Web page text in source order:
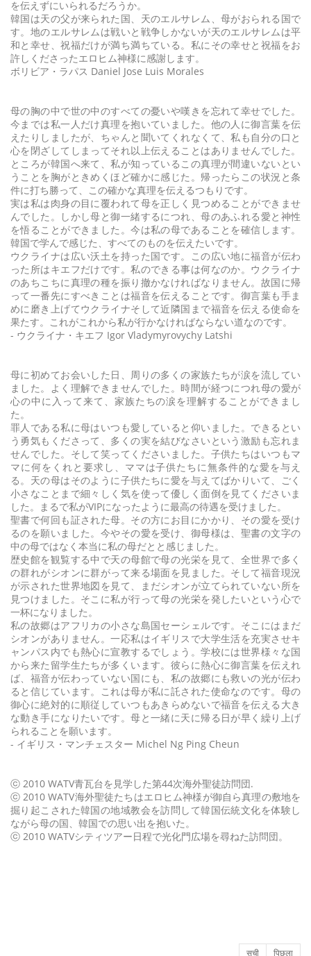
を伝えずにいられるだろうか。
韓国は天の父が来られた国、天のエルサレム、母がおられる国で
す。地のエルサレムは戦いと戦争しかないが天のエルサレムは平
和と幸せ、祝福だけが満ち満ちている。私にその幸せと祝福をお
許しくださったエロヒム神様に感謝します。
ボリビア・ラパス Daniel Jose Luis Morales
母の胸の中で世の中のすべての憂いや嘆きを忘れて幸せでした。
今までは私一人だけ真理を抱いていました。他の人に御言葉を伝
えたりしましたが、ちゃんと聞いてくれなくて、私も自分の口と
心を閉ざしてしまってそれ以上伝えることはありませんでした。
ところが韓国へ来て、私が知っているこの真理が間違いないとい
うことを胸がときめくほど確かに感じた。帰ったらこの状況と条
件に打ち勝って、この確かな真理を伝えるつもりです。
実は私は肉身の目に覆われて母を正しく見つめることができませ
んでした。しかし母と御一緒するにつれ、母のあふれる愛と神性
を悟ることができました。今は私の母であることを確信します。
韓国で学んで感じた、すべてのものを伝えたいです。
ウクライナは広い沃土を持った国です。この広い地に福音が伝わ
った所はキエフだけです。私のできる事は何なのか。ウクライナ
のあちこちに真理の種を振り撤かなければなりません。故国に帰
って一番先にすべきことは福音を伝えることです。御言葉も手ま
めに磨き上げてウクライナそして近隣国まで福音を伝える使命を
果たす。これがこれから私が行かなければならない道なのです。
- ウクライナ・キエフ Igor Vladymyrovychy Latshi
母に初めてお会いした日、周りの多くの家族たちが涙を流してい
ました。よく理解できませんでした。時間が経つにつれ母の愛が
心の中に入って来て、家族たちの涙を理解することができまし
た。
罪人である私に母はいつも愛していると仰いました。できるとい
う勇気もくださって、多くの実を結びなさいという激励も忘れま
せんでした。そして笑ってくださいました。子供たちはいつもマ
マに何をくれと要求し、ママは子供たちに無条件的な愛を与え
る。天の母はそのように子供たちに愛を与えてばかりいて、ごく
小さなことまで細々しく気を使って優しく面倒を見てくださいま
した。まるで私がVIPになったように最高の待遇を受けました。
聖書で何回も証された母。その方にお目にかかり、その愛を受け
るのを願いました。今やその愛を受け、御母様は、聖書の文字の
中の母ではなく本当に私の母だとと感じました。
歴史館を観覧する中で天の母館で母の光栄を見て、全世界で多く
の群れがシオンに群がって来る場面を見ました。そして福音現況
が示された世界地図を見て、まだシオンが立てられていない所を
見つけました。そこに私が行って母の光栄を発したいという心で
一杯になりました。
私の故郷はアフリカの小さな島国セーシェルです。そこにはまだ
シオンがありません。一応私はイギリスで大学生活を充実させキ
ャンパス内でも熱心に宣教するでしょう。学校には世界様々な国
から来た留学生たちが多くいます。彼らに熱心に御言葉を伝えれ
ば、福音が伝わっていない国にも、私の故郷にも救いの光が伝わ
ると信じています。これは母が私に託された使命なのです。母の
御心に絶対的に順従していつもあきらめないで福音を伝える大き
な動き手になりたいです。母と一緒に天に帰る日が早く繰り上げ
られることを願います。
- イギリス・マンチェスター Michel Ng Ping Cheun
ⓒ 2010 WATV青瓦台を見学した第44次海外聖徒訪問団.
ⓒ 2010 WATV海外聖徒たちはエロヒム神様が御自ら真理の敷地を
掘り起こされた韓国の地域教会を訪問して韓国伝統文化を体験し
ながら母の国、韓国での思い出を抱いた。
ⓒ 2010 WATVシティツアー日程で光化門広場を尋ねた訪問団。
सूची पिछला